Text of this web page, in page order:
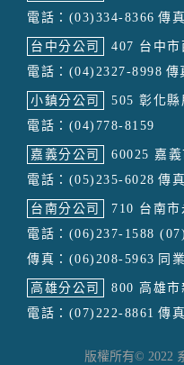
電話：(03)334-8366 傳
台中分公司
407 台中市
電話：(04)2327-8998 傳
小鎮分公司
505 彰化
電話：(04)778-8159
嘉義分公司
60025 嘉
電話：(05)235-6028 傳
台南分公司
710 台南
電話：(06)237-1588
傳真：(06)208-5963 同
高雄分公司
800 高雄市
電話：(07)222-8861 傳
版權所有© 2022